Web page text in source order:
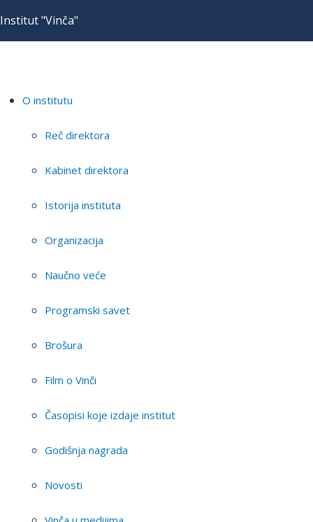
Institut "Vinča"
O institutu
Reč direktora
Kabinet direktora
Istorija instituta
Organizacija
Naučno veće
Programski savet
Brošura
Film o Vinči
Časopisi koje izdaje institut
Godišnja nagrada
Novosti